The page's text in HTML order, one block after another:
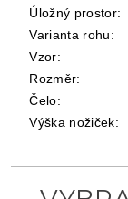
Úložný prostor:
Varianta rohu:
Vzor:
Rozměr:
Čelo:
Výška nožiček: